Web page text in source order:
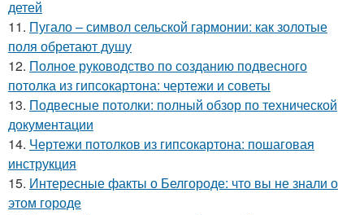
детей
11. Пугало – символ сельской гармонии: как золотые
поля обретают душу
12. Полное руководство по созданию подвесного
потолка из гипсокартона: чертежи и советы
13. Подвесные потолки: полный обзор по технической
документации
14. Чертежи потолков из гипсокартона: пошаговая
инструкция
15. Интересные факты о Белгороде: что вы не знали о
этом городе